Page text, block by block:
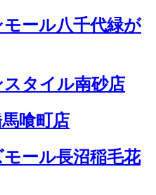
ール八千代緑が
タイル南砂店
喰町店
ール長沼稲毛花